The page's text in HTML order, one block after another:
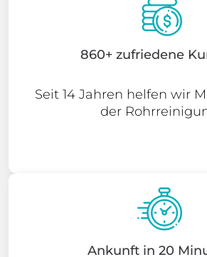
860+ zufriedene
Seit 14 Jahren helfen wir
der
Ankunft in 20